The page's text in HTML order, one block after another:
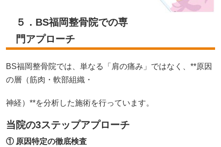
５．BS福岡整骨院での専
門アプローチ
BS福岡整骨院では、単なる「肩の痛み」ではなく、**原因
の層（筋肉・軟部組織・
神経）**を分析した施術を行っています。
当院の3ステップアプローチ
① 原因特定の徹底検査